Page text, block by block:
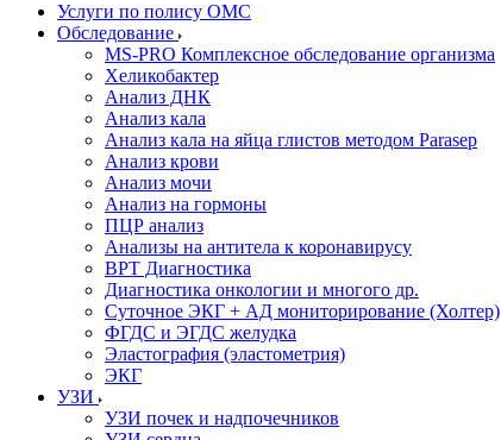
Услуги по полису ОМС
Обследование
MS-PRO Комплексное обследование организма
Хеликобактер
Анализ ДНК
Анализ кала
Анализ кала на яйца глистов методом Parasep
Анализ крови
Анализ мочи
Анализ на гормоны
ПЦР анализ
Анализы на антитела к коронавирусу
ВРТ Диагностика
Диагностика онкологии и многого др.
Суточное ЭКГ + АД мониторирование (Холтер)
ФГДС и ЭГДС желудка
Эластография (эластометрия)
ЭКГ
УЗИ
УЗИ почек и надпочечников